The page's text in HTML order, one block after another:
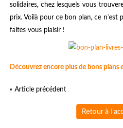
solidaires, chez lesquels vous
prix. Voilà pour ce bon plan, ce n'est
faites vous plaisir !
Découvrez encore plus de bons
« Article précédent
Retour à